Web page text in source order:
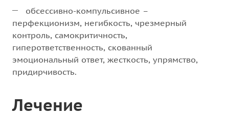
обсессивно-компульсивное –
перфекционизм, негибкость, чрезмерный
контроль, самокритичность,
гиперответственность, скованный
эмоциональный ответ, жесткость, упрямство,
придирчивость.
Лечение